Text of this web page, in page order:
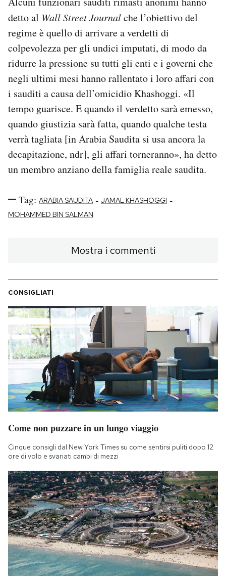
detto al Wall Street Journalche l’obiettivo del
regime è quello di arrivare a verdetti di
colpevolezza per gli undici imputati, di modo da
ridurre la pressione su tutti gli enti e i governi che
negli ultimi mesi hanno rallentato i loro affari con
i sauditi a causa dell’omicidio Khashoggi. «Il
tempo guarisce. E quando il verdetto sarà emesso,
quando giustizia sarà fatta, quando qualche testa
verrà tagliata [in Arabia Saudita si usa ancora la
decapitazione, ndr], gli affari torneranno», ha detto
un membro anziano della famiglia reale saudita.
Tag: ARABIA SAUDITA - JAMAL KHASHOGGI -
MOHAMMED BIN SALMAN
Mostra i commenti
CONSIGLIATI
Come non puzzare in un lungo viaggio
Cinque consigli dal New York Times su come sentirsi puliti dopo 12
ore di volo e svariati cambi di mezzi